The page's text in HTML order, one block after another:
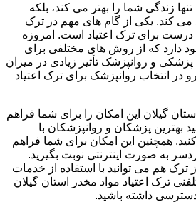
زندگی شما را بهتر می کند، بلکه
می کند. یکی از گام های مهم در ترک
درست برای ترک اعتیاد است. امروزه
دارد که از روش های مختلفی برای
و روانپزشک تأثیر زیادی در میزان
در انتخاب روانپزشک برای ترک اعتیاد
گیلان این امکان را برای شما فراهم
بهترین پزشکان و روانپزشکان با
همچنین این امکان برای شما فراهم
به صورت اینترنتی نوبت بگیرید.
ترک هم می توانید با استفاده از خدمات
ترک اعتیاد مواد مخدر استان گیلان
داشته باشید.